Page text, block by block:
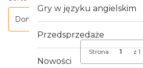
Gry w języku angielskim
Przedsprzedaże
Nowości
Domyślne
Strona z 1